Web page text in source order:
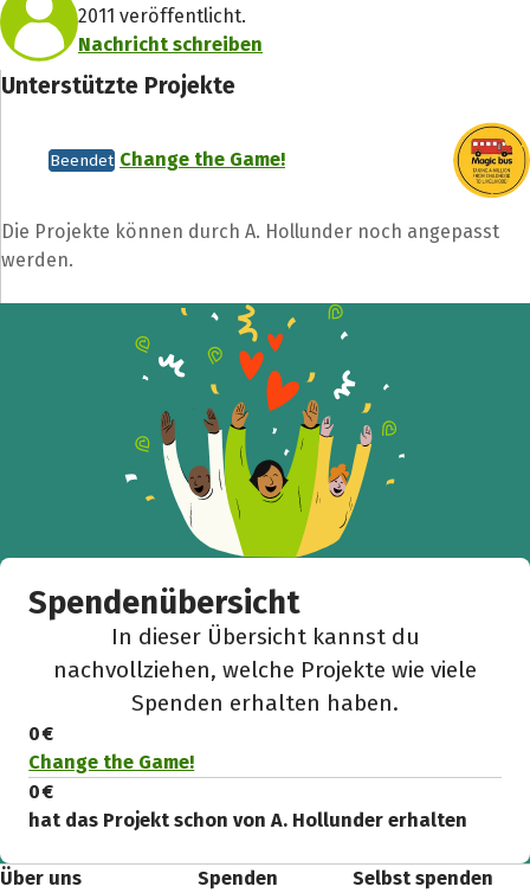
2011 veröffentlicht.
Nachricht schreiben
Unterstützte Projekte
Beendet Change the Game!
Die Projekte können durch A. Hollunder noch angepasst
werden.
Spendenübersicht
In dieser Übersicht kannst du
nachvollziehen, welche Projekte wie viele
Spenden erhalten haben.
0 €
Change the Game!
0 €
hat das Projekt schon von A. Hollunder erhalten
Über uns
Spenden
Selbst spenden